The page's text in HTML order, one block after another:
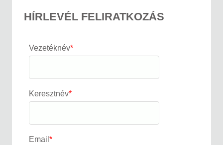
HÍRLEVÉL FELIRATKOZÁS
Vezetéknév*
Keresztnév*
Email *